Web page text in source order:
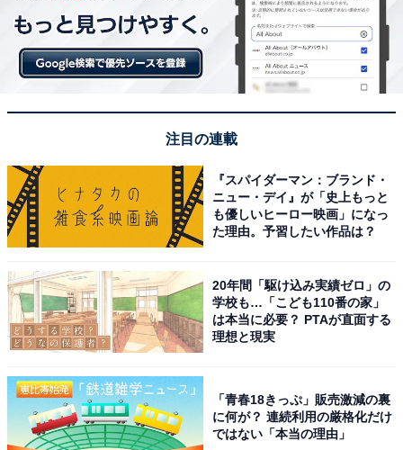
注目の連載
『スパイダーマン：ブランド・
ニュー・デイ』が「史上もっと
も優しいヒーロー映画」になっ
た理由。予習したい作品は？
20年間「駆け込み実績ゼロ」の
学校も…「こども110番の家」
は本当に必要？ PTAが直面する
理想と現実
「青春18きっぷ」販売激減の裏
に何が？ 連続利用の厳格化だけ
ではない「本当の理由」